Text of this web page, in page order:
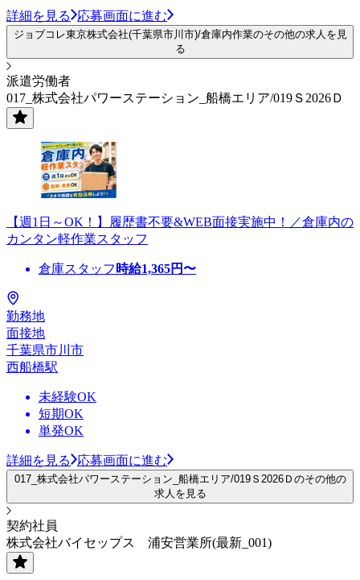
詳細を見る 応募画面に進む
ジョブコレ東京株式会社(千葉県市川市)/倉庫内作業のその他の求人を見
る
派遣労働者
017_株式会社パワーステーション_船橋エリア/019Ｓ2026Ｄ
【週1日～OK！】履歴書不要&WEB面接実施中！／倉庫内の
カンタン軽作業スタッフ
倉庫スタッフ 時給1,365円〜
勤務地
面接地
千葉県市川市
西船橋駅
未経験OK
短期OK
単発OK
詳細を見る 応募画面に進む
017_株式会社パワーステーション_船橋エリア/019Ｓ2026Ｄのその他の
求人を見る
契約社員
株式会社バイセップス 浦安営業所(最新_001)